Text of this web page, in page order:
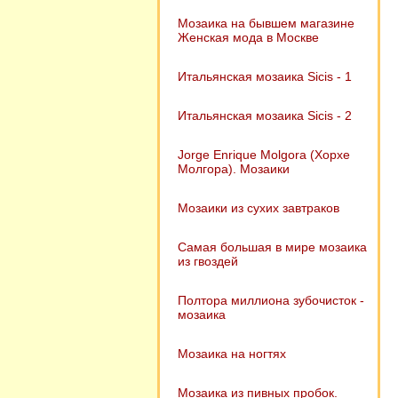
Мозаика на бывшем магазине
Женская мода в Москве
Итальянская мозаика Sicis - 1
Итальянская мозаика Sicis - 2
Jorge Enrique Molgora (Хорхе
Молгора). Мозаики
Мозаики из сухих завтраков
Самая большая в мире мозаика
из гвоздей
Полтора миллиона зубочисток -
мозаика
Мозаика на ногтях
Мозаика из пивных пробок.